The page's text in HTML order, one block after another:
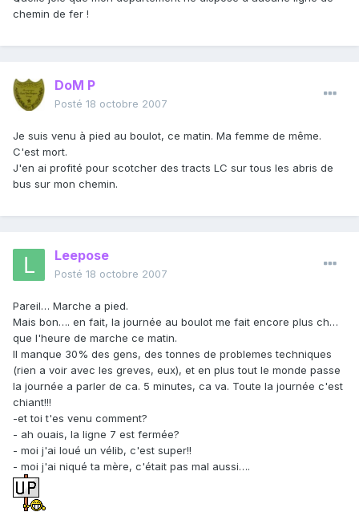
chemin de fer !
DoM P
Posté 18 octobre 2007
Je suis venu à pied au boulot, ce matin. Ma femme de même.
C'est mort.
J'en ai profité pour scotcher des tracts LC sur tous les abris de
bus sur mon chemin.
Leepose
Posté 18 octobre 2007
Pareil… Marche a pied.
Mais bon…. en fait, la journée au boulot me fait encore plus ch…
que l'heure de marche ce matin.
Il manque 30% des gens, des tonnes de problemes techniques
(rien a voir avec les greves, eux), et en plus tout le monde passe
la journée a parler de ca. 5 minutes, ca va. Toute la journée c'est
chiant!!!
-et toi t'es venu comment?
- ah ouais, la ligne 7 est fermée?
- moi j'ai loué un vélib, c'est super!!
- moi j'ai niqué ta mère, c'était pas mal aussi….